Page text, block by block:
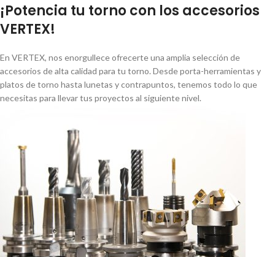
¡Potencia tu torno con los accesorios
VERTEX!
En VERTEX, nos enorgullece ofrecerte una amplia selección de
accesorios de alta calidad para tu torno. Desde porta-herramientas y
platos de torno hasta lunetas y contrapuntos, tenemos todo lo que
necesitas para llevar tus proyectos al siguiente nivel.